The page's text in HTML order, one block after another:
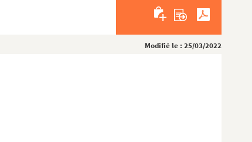
Modifié le : 25/03/2022